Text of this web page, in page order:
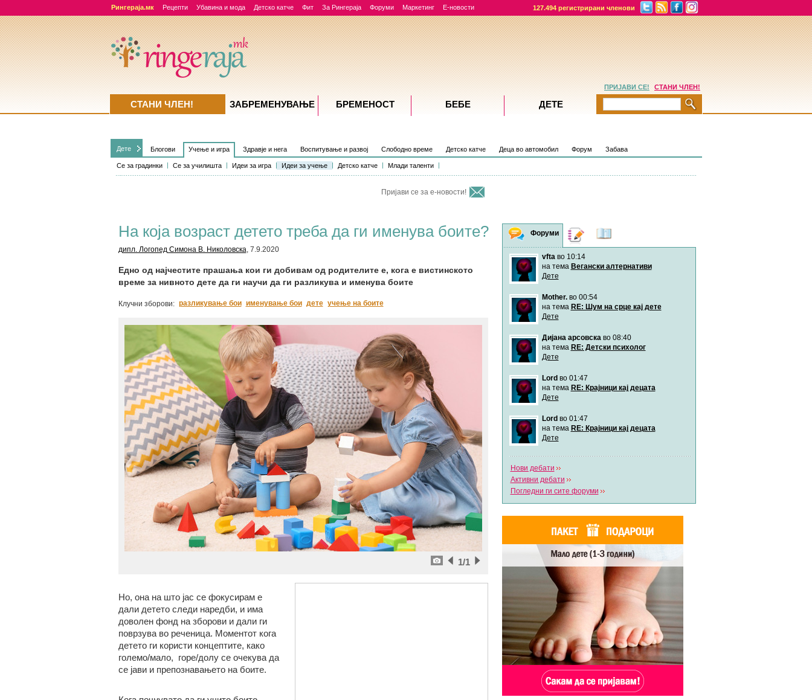
Рингераја.мк Рецепти Убавина и мода Детско катче Фит За Рингераја Форуми Маркетинг Е-новости 127.494 регистрирани членови
Дете Блогови Учење и игра
Се за градинки Се за училишта Идеи за игра Идеи за учење Детско катче Млади таленти
Здравје и нега Воспитување и развој Слободно време Детско катче Деца во автомобил Форум Забава
Пријави се за е-новости!
На која возраст детето треба да ги именува боите?
дипл. Логопед Симона В. Николовска, 7.9.2020
Едно од најчестите прашања кои ги добивам од родителите е, кога е вистинското
време за нивното дете да ги научи да ги разликува и именува боите
Клучни зборови: разликување бои именување бои дете учење на боите
/1
1
Но, она на што јас се фокусирам е
дали детето следи наредби, и има
доволен фонд на зборови и дали ги
поврзува во реченица. Моментот кога
детето ги користи концептите, како
големо/мало, горе/долу се очекува да
се јави и препознавањето на боите.
Форуми Дневници
vftaво 10:14
на тема Вегански алтернативи
Дете
Mother.во 00:54
на тема RE: Шум на срце кај дете
Дете
Дијана арсовскаво 08:40
на тема RE: Детски психолог
Дете
Lord во 01:47
на тема RE: Крајници кај децата
Дете
Lord во 01:47
на тема RE: Крајници кај децата
Дете
Нови дебати
Активни дебати
Погледни ги сите форуми
ПРИЈАВИ СЕ! СТАНИ ЧЛЕН!
СТАНИ ЧЛЕН! ЗАБРЕМЕНУВАЊE БРЕМЕНОСТ БЕБЕ ДЕТЕ